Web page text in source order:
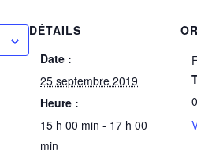
DÉTAILS
Date :
25 septembre 2019
Heure :
15 h 00 min - 17 h 00
min